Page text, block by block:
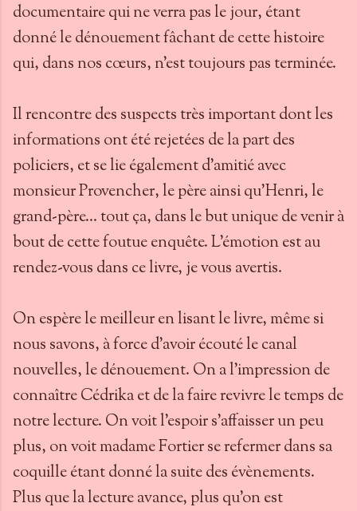
documentaire qui ne verra pas le jour, étant
donné le dénouement fâchant de cette histoire
qui, dans nos cœurs, n'est toujours pas terminée.
Il rencontre des suspects très important dont les
informations ont été rejetées de la part des
policiers, et se lie également d'amitié avec
monsieur Provencher, le père ainsi qu'Henri, le
grand-père... tout ça, dans le but unique de venir à
bout de cette foutue enquête. L'émotion est au
rendez-vous dans ce livre, je vous avertis.
On espère le meilleur en lisant le livre, même si
nous savons, à force d'avoir écouté le canal
nouvelles, le dénouement. On a l'impression de
connaître Cédrika et de la faire revivre le temps de
notre lecture. On voit l'espoir s'affaisser un peu
plus, on voit madame Fortier se refermer dans sa
coquille étant donné la suite des évènements.
Plus que la lecture avance, plus qu'on est